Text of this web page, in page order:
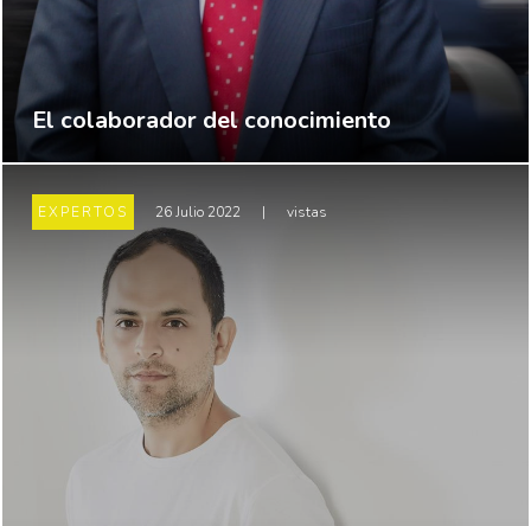
El colaborador del conocimiento
EXPERTOS 26 Julio 2022 | vistas